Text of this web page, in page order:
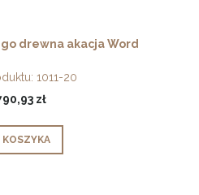
drewna akacja Word
1011-20
zł
KOSZYKA